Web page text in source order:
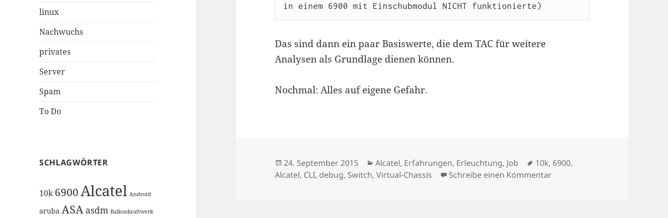
linux
Nachwuchs
privates
Server
Spam
To Do
SCHLAGWÖRTER
10k 6900Alcatel Android
aruba ASA asdm Balkonkraftwerk
Das sind dann ein paar Basiswerte, die dem TAC für weitere
Analysen als Grundlage dienen können.
Nochmal: Alles auf eigene Gefahr.
Veröffentlicht
am
24. September 2015 Kategorien
Alcatel, Erfahrungen, Erleuchtung, Job Schlagwörter
10k, 6900,
Alcatel, CLI, debug, Switch,Virtual-Chassis Schreibe einen Kommentarzu Alcatel AOS7 debuggen